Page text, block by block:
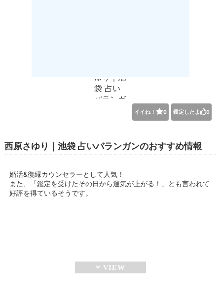
イイね！ 0 鑑定したよ 0
西原さゆり｜池袋 占いバランガンのおすすめ情報
婚活&復縁カウンセラーとして人気！
また、「鑑定を受けたその日から運気が上がる！」とも言われて
好評を得ているそうです。